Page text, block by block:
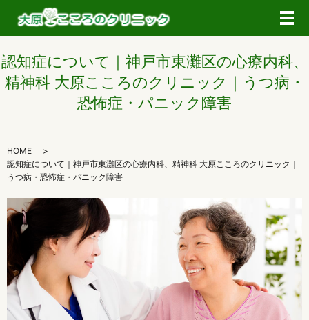
メ
認知症について｜神戸市東灘区の心療内科、
精神科 大原こころのクリニック｜うつ病・
恐怖症・パニック障害
HOME
認知症について｜神戸市東灘区の心療内科、精神科 大原こころのクリニック｜
うつ病・恐怖症・パニック障害